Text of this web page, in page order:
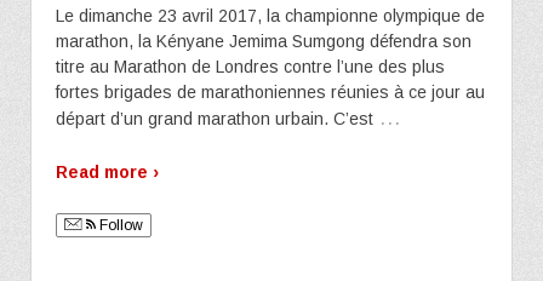
Le dimanche 23 avril 2017, la championne olympique de
marathon, la Kényane Jemima Sumgong défendra son
titre au Marathon de Londres contre l’une des plus
fortes brigades de marathoniennes réunies à ce jour au
départ d’un grand marathon urbain. C’est …
Read more ›
Follow